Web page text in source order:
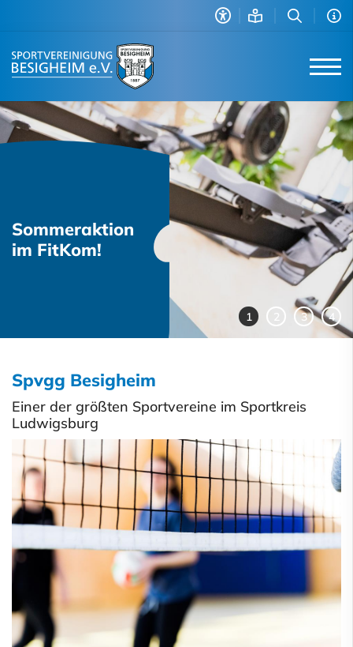
Sommeraktion
im FitKom!
Spvgg Besigheim
Einer der größten Sportvereine im Sportkreis
Ludwigsburg